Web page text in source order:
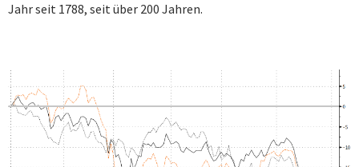
Jahr seit 1788, seit über 200 Jahren.